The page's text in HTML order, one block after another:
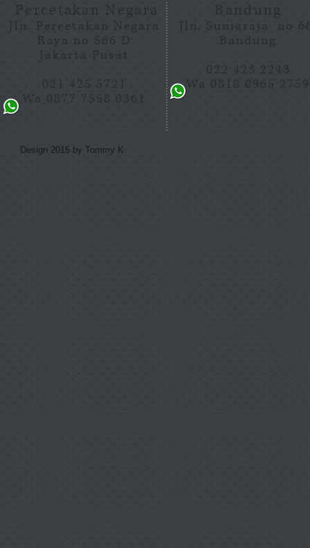
Percetakan Negara
Jln. Percetakan Negara
Raya no 566 D
Jakarta Pusat
021 425 5721
Wa 0877 7558 0361
Bandung
Jln. Suniaraja no
Bandung
022 423 2243
Wa 0818 0965 2759
Design 2015 by Tommy K.